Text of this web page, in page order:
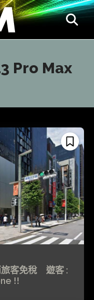
Pro Max
旅客免稅 遊客 :
!!